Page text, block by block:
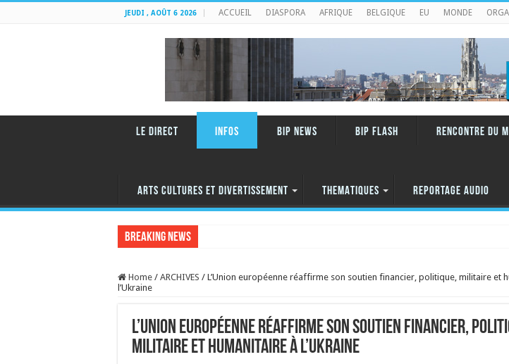
JEUDI , AOÛT 6 2026 ACCUEIL DIASPORA AFRIQUE BELGIQUE EU MONDE
LE DIRECT INFOS BIP NEWS BIP FLASH RENCONTRE DU
ARTS CULTURES ET DIVERTISSEMENT THEMATIQUES REPORTAGE AUDIO
Breaking News
Home / ARCHIVES / L’Union européenne réaffirme son soutien financier, politique, militaire et
l’Ukraine
L’Union européenne réaffirme son soutien financier,
militaire et humanitaire à l’Ukraine